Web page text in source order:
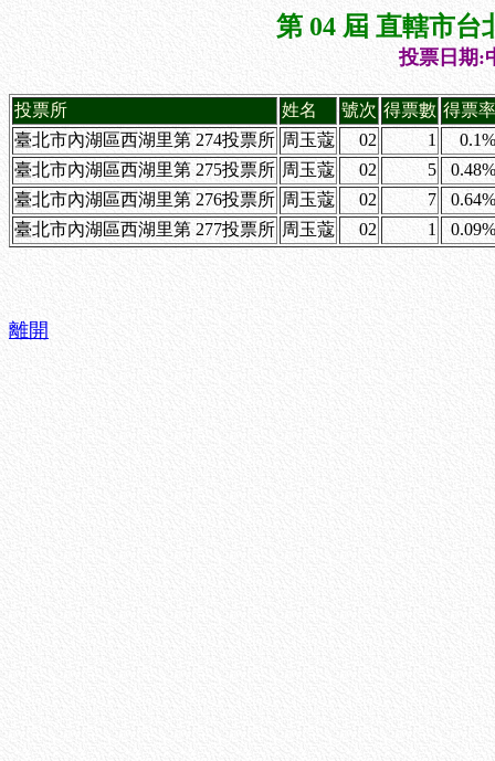
第 04 屆 直轄市台
投票日期:
投票所 姓名 號次 得票數 得票率
臺北市內湖區西湖里第 274投票所 周玉蔻 02 1
0.1%
臺北市內湖區西湖里第 275投票所 周玉蔻 02 5
0.48%
臺北市內湖區西湖里第 276投票所 周玉蔻 02 7
0.64%
臺北市內湖區西湖里第 277投票所 周玉蔻 02 1 0.09%
離開